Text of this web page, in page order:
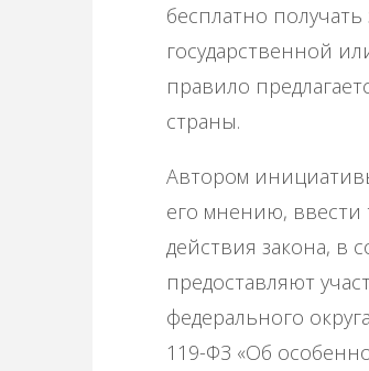
бесплатно
государственной
правило
страны.
Автором
его мнению,
действия закона, в
предоставляют
федерального
119-ФЗ «Об